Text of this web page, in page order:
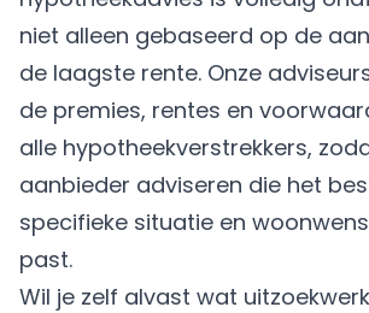
niet alleen gebaseerd op de
de laagste rente. Onze
de premies, rentes en
alle hypotheekverstrekkers,
aanbieder adviseren die het
specifieke situatie en
past.
Wil je zelf alvast wat